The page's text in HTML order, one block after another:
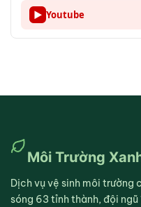
▶ Youtube
Môi Trường
Dịch vụ vệ sinh môi trường
sóng 63 tỉnh thành, đội